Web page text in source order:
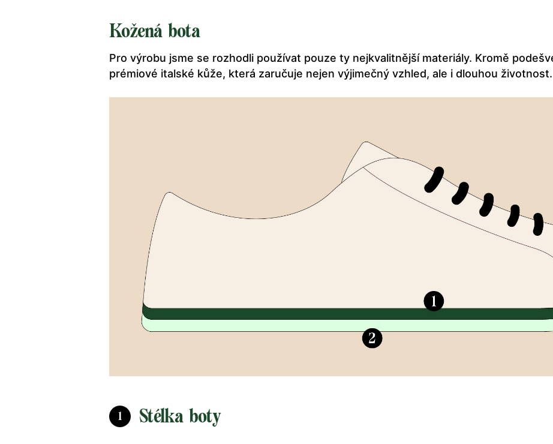
Kožená bota
Pro výrobu jsme se rozhodli používat pouze ty nejkvalitnější materiály. Kromě
prémiové italské kůže, která zaručuje nejen výjimečný vzhled, ale i dlouhou životnost.
1 Stélka boty